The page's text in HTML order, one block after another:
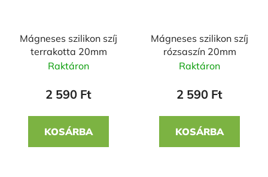
Mágneses szilikon szíj
terrakotta 20mm
Raktáron
2 590 Ft
KOSÁRBA
Mágneses szilikon szíj
rózsaszín 20mm
Raktáron
2 590 Ft
KOSÁRBA